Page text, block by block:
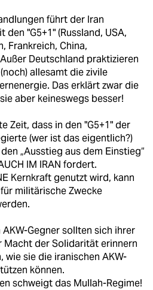
führt der Iran
den "G5+1" (Russland, USA,
Frankreich, China,
Deutschland praktizieren
allesamt die zivile
Das erklärt zwar die
aber keineswegs besser!
Zeit, dass in den "G5+1" der
(wer ist das eigentlich?)
„Ausstieg aus dem Einstieg“
IM IRAN fordert.
Kernkraft genutzt wird, kann
militärische Zwecke
Gegner sollten sich ihrer
Macht der Solidarität erinnern
wie sie die iranischen AKW-
können.
schweigt das Mullah-Regime!